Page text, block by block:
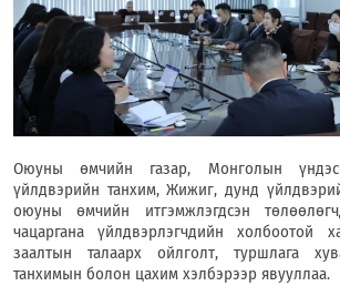
Оюуны өмчийн газар, Монголын
үйлдвэрийн танхим, Жижиг, дунд
оюуны өмчийн итгэмжлэгдсэн
чацаргана үйлдвэрлэгчдийн холбоотой
заалтын талаарх ойлголт, туршлага
танхимын болон цахим хэлбэрээр явууллаа.